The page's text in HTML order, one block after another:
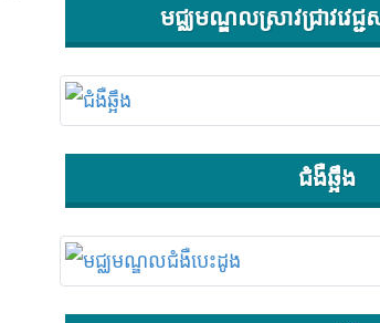
មជ្ឈមណ្ឌលស្រាវជ្រាវវេជ្
ជំងឺឆ្អឹង